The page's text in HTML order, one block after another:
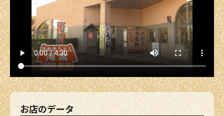
お店のデータ